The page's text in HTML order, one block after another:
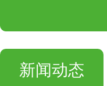
新闻动态